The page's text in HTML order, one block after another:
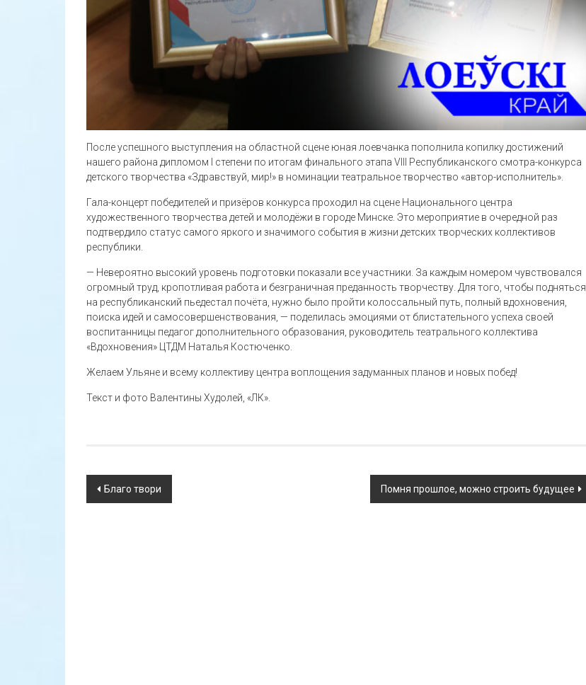
После успешного выступления на областной сцене юная лоевчанка пополнила копилку достижений
нашего района дипломом І степени по итогам финального этапа VIII Республиканского смотра-конкурса
детского творчества «Здравствуй, мир!» в номинации театральное творчество «автор-исполнитель».
Гала-концерт победителей и призёров конкурса проходил на сцене Национального центра
художественного творчества детей и молодёжи в городе Минске. Это мероприятие в очередной раз
подтвердило статус самого яркого и значимого события в жизни детских творческих коллективов
республики.
— Невероятно высокий уровень подготовки показали все участники. За каждым номером чувствовался
огромный труд, кропотливая работа и безграничная преданность творчеству. Для того, чтобы подняться
на республиканский пьедестал почёта, нужно было пройти колоссальный путь, полный вдохновения,
поиска идей и самосовершенствования, — поделилась эмоциями от блистательного успеха своей
воспитанницы педагог дополнительного образования, руководитель театрального коллектива
«Вдохновения» ЦТДМ Наталья Костюченко.
Желаем Ульяне и всему коллективу центра воплощения задуманных планов и новых побед!
Текст и фото Валентины Худолей, «ЛК».
Навигация
Благо твори Помня прошлое, можно строить будущее